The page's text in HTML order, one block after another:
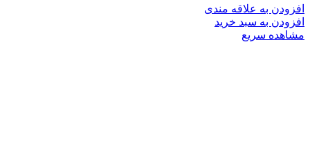
افزودن به علاقه مندی
افزودن به سبد خرید
مشاهده سریع